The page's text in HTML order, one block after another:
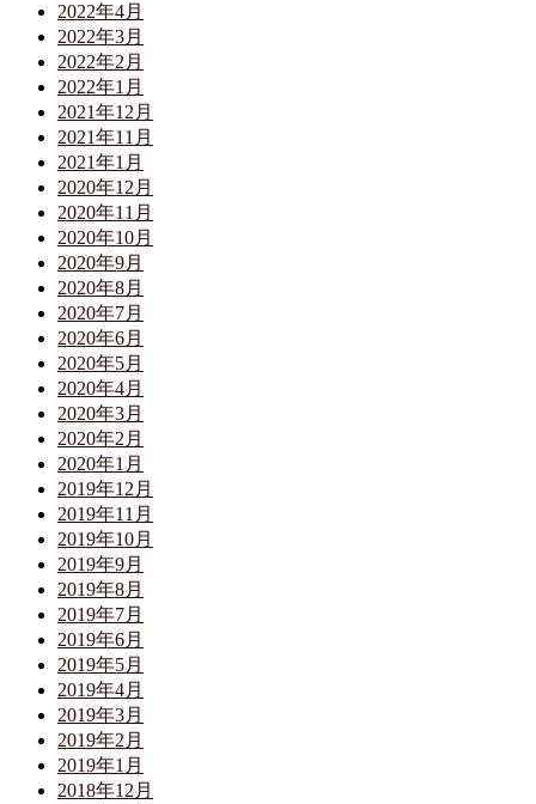
2022年4月
2022年3月
2022年2月
2022年1月
2021年12月
2021年11月
2021年1月
2020年12月
2020年11月
2020年10月
2020年9月
2020年8月
2020年7月
2020年6月
2020年5月
2020年4月
2020年3月
2020年2月
2020年1月
2019年12月
2019年11月
2019年10月
2019年9月
2019年8月
2019年7月
2019年6月
2019年5月
2019年4月
2019年3月
2019年2月
2019年1月
2018年12月